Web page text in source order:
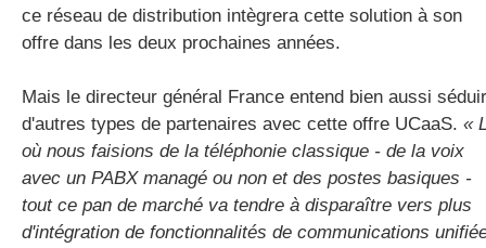
ce réseau de distribution intègrera cette solution à son
offre dans les deux prochaines années.
Mais le directeur général France entend bien aussi
d'autres types de partenaires avec cette offre UCaaS. «
où nous faisions de la téléphonie classique - de la voix
avec un PABX managé ou non et des postes basiques -
tout ce pan de marché va tendre à disparaître vers plus
d'intégration de fonctionnalités de communications